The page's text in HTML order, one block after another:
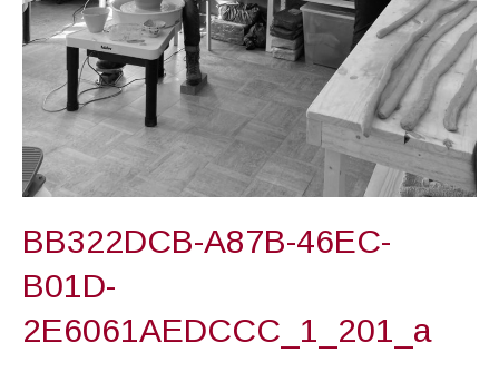
BB322DCB-A87B-46EC-
B01D-
2E6061AEDCCC_1_201_a